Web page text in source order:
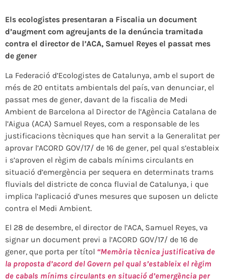
Els ecologistes presentaran a Fiscalia un document
d’augment com agreujants de la denúncia tramitada
contra el director de l’ACA, Samuel Reyes el passat mes
de gener
La Federació d’Ecologistes de Catalunya, amb el suport de
més de 20 entitats ambientals del país, van denunciar, el
passat mes de gener, davant de la fiscalia de Medi
Ambient de Barcelona al Director de l’Agència Catalana de
l’Aigua (ACA) Samuel Reyes, com a responsable de les
justificacions tècniques que han servit a la Generalitat per
aprovar l’ACORD GOV/17/ de 16 de gener, pel qual s’estableix
i s’aproven el règim de cabals mínims circulants en
situació d’emergència per sequera en determinats trams
fluvials del districte de conca fluvial de Catalunya, i que
implica l’aplicació d’unes mesures que suposen un delicte
contra el Medi Ambient.
El 28 de desembre, el director de l’ACA, Samuel Reyes, va
signar un document previ a l’ACORD GOV/17/ de 16 de
gener, que porta per títol “Memòria tècnica justificativa de
la proposta d’acord del Govern pel qual s’estableix el règim
de cabals mínims circulants en situació d’emergència per